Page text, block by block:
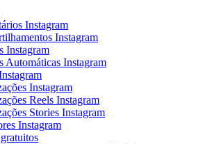
Instagram
Instagram
Instagram
Automáticas Instagram
Instagram
Reels Instagram
Stories Instagram
Instagram